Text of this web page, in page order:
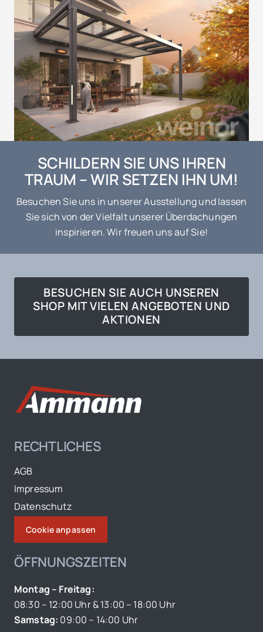
SCHILDERN SIE UNS IHREN
TRAUM – WIR SETZEN IHN UM!
Besuchen Sie uns in unserer Ausstellung und lassen
Sie sich von der Vielfalt unserer Überdachungen
inspirieren. Wir freuen uns auf Sie!
BESUCHEN SIE AUCH UNSEREN
SHOP MIT VIELEN ANGEBOTEN UND
AKTIONEN
RECHTLICHES
AGB
Impressum
Datenschutz
Cookie anpassen
ÖFFNUNGSZEITEN
Montag – Freitag:
08:30 – 12:00 Uhr & 13:00 – 18:00 Uhr
Samstag: 09:00 – 14:00 Uhr